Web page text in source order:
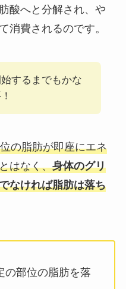
酸へと分解され、や
消費されるのです。
するまでもかな
の脂肪が即座にエネ
はなく、身体のグリ
なければ脂肪は落ち
の部位の脂肪を落